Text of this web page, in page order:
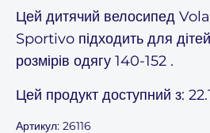
Цей дитячий велосипед
Sportivo підходить для
розмірів одягу 140-152 .
Цей продукт доступний з:
Артикул: 26116